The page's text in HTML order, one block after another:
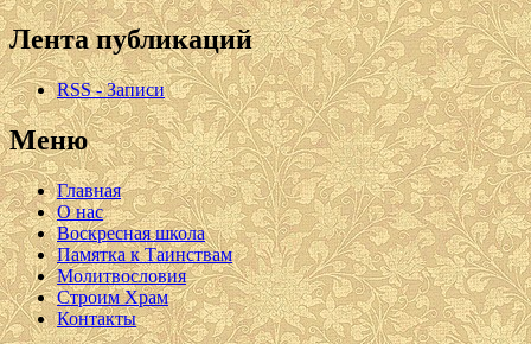
Лента публикаций
RSS - Записи
Меню
Главная
О нас
Воскресная школа
Памятка к Таинствам
Молитвословия
Строим Храм
Контакты